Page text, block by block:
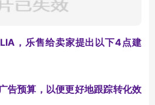
，乐售给卖家提出以下4点建
告预算，以便更好地跟踪转化效